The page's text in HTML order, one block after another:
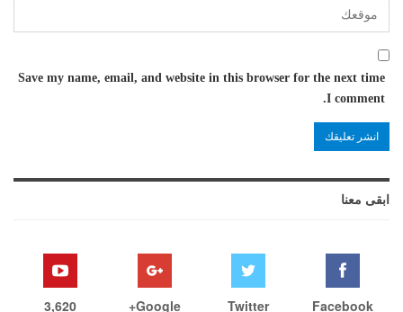
Save my name, email, and website in this browser for the next time
I comment.
ابقى معنا
Facebook
Twitter
Google+
3,620